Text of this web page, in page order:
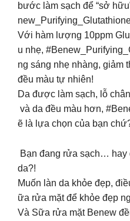
bước làm sạch để “sở
Với hàm lượng 10ppm
u nhẹ,
ng sáng nhẹ nhàng, giảm
đều màu tự nhiên!
Da được làm sạch, lỗ
và da đều màu hơn,
ẽ là lựa chọn của bạn
Bạn đang rửa sạch… hay
da?!
Muốn làn da khỏe đẹp,
ữa rửa mặt để khỏe đẹp
Và Sữa rửa mặt Benew